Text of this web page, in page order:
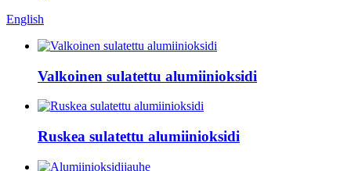
English
Valkoinen sulatettu alumiinioksidi
Ruskea sulatettu alumiinioksidi